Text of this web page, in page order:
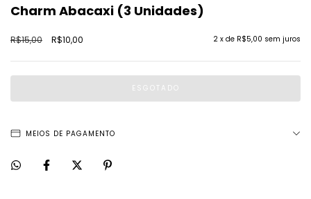
Charm Abacaxi (3 Unidades)
R$15,00 R$10,00 2 x de R$5,00 sem juros
MEIOS DE PAGAMENTO